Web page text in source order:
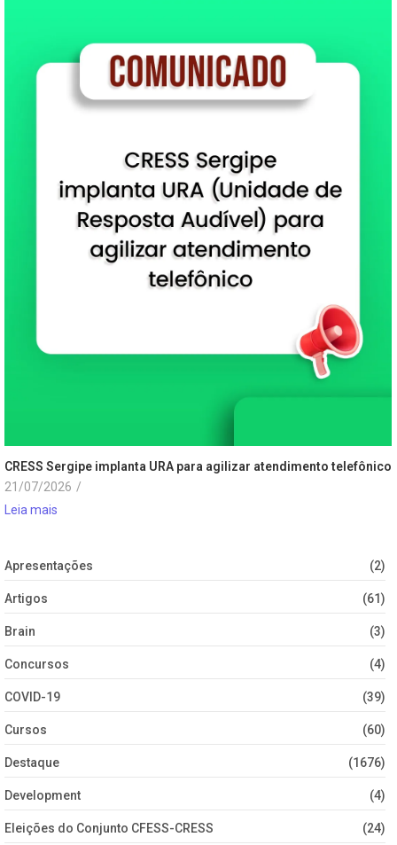
CRESS Sergipe implanta URA para agilizar atendimento telefônico
21/07/2026 /
Leia mais
Apresentações (2)
Artigos (61)
Brain (3)
Concursos (4)
COVID-19 (39)
Cursos (60)
Destaque (1676)
Development (4)
Eleições do Conjunto CFESS-CRESS (24)